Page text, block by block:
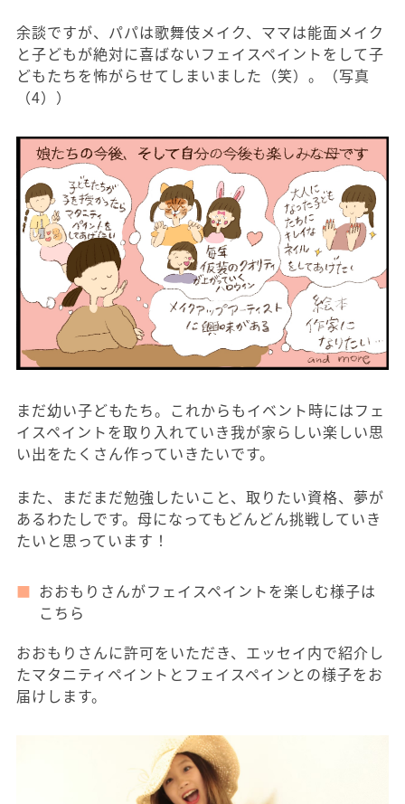
余談ですが、パパは歌舞伎メイク、ママは能面メイク
と子どもが絶対に喜ばないフェイスペイントをして子
どもたちを怖がらせてしまいました（笑）。（写真
（4））
まだ幼い子どもたち。これからもイベント時にはフェ
イスペイントを取り入れていき我が家らしい楽しい思
い出をたくさん作っていきたいです。
また、まだまだ勉強したいこと、取りたい資格、夢が
あるわたしです。母になってもどんどん挑戦していき
たいと思っています！
おおもりさんがフェイスペイントを楽しむ様子は
こちら
おおもりさんに許可をいただき、エッセイ内で紹介し
たマタニティペイントとフェイスペインとの様子をお
届けします。